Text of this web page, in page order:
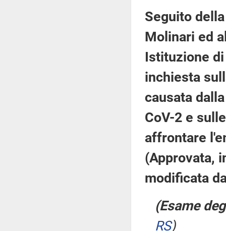
Seguito
Molinari ed
Istituzione
inchiesta
causata
CoV-2 e
affrontare
(Approvata,
modificata
(Esame
RS)